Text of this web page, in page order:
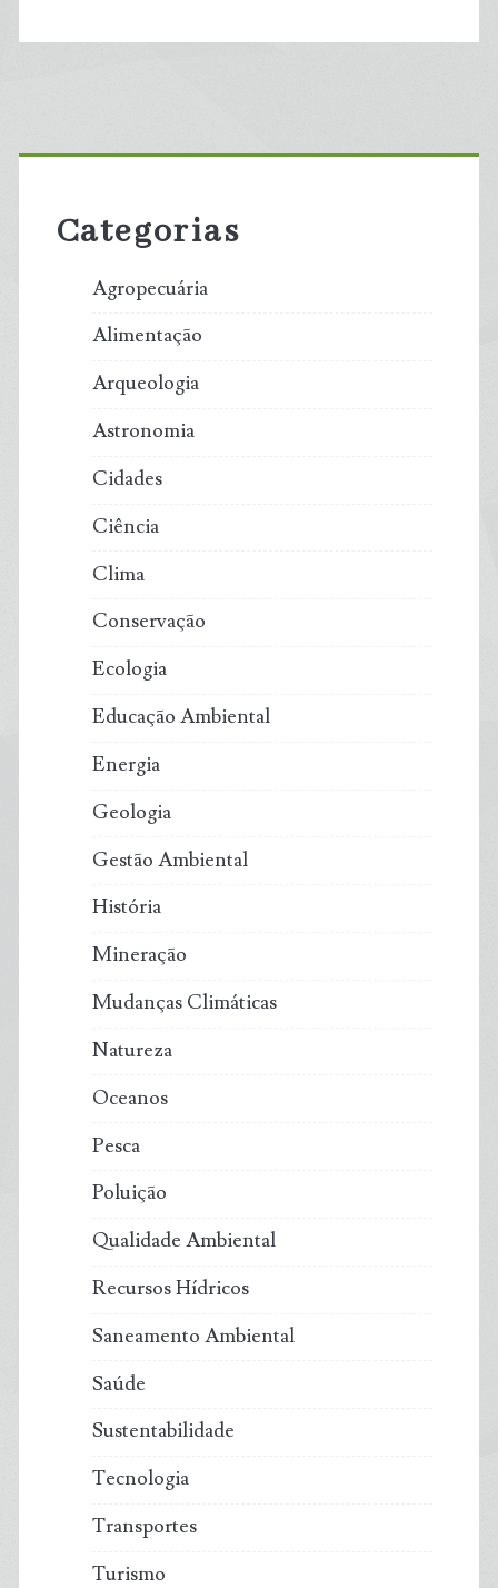
Primary
Sidebar
Categorias
Agropecuária
Alimentação
Arqueologia
Astronomia
Cidades
Ciência
Clima
Conservação
Ecologia
Educação Ambiental
Energia
Geologia
Gestão Ambiental
História
Mineração
Mudanças Climáticas
Natureza
Oceanos
Pesca
Poluição
Qualidade Ambiental
Recursos Hídricos
Saneamento Ambiental
Saúde
Sustentabilidade
Tecnologia
Transportes
Turismo